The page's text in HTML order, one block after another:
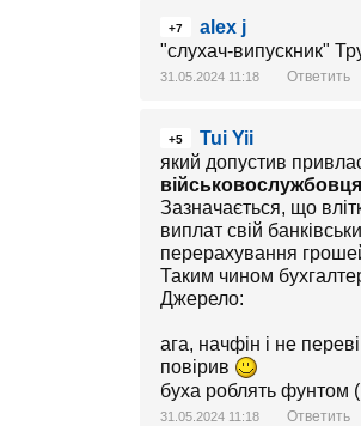
+7
alex j
"слухач-випускник"
31.05.2024 11:18 Ответить
+5
Tui Yii
який допустив
Зазначається, що
виплат свій
перерахування
Таким чином
Джерело:
ага, начфін і не
повірив
буха роблять фунтом
31.05.2024 11:18 Ответить